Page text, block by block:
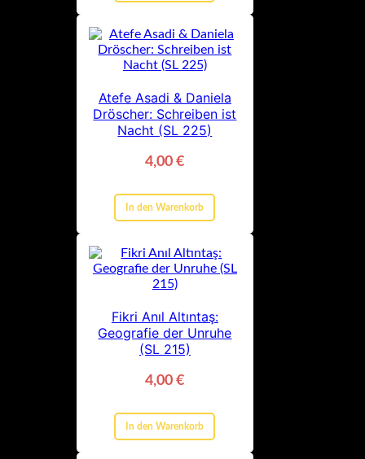
Atefe Asadi & Daniela
Dröscher: Schreiben ist
Nacht (SL 225)
4,00€
In den Warenkorb
Fikri Anıl Altıntaş:
Geografie der Unruhe
(SL 215)
4,00€
In den Warenkorb